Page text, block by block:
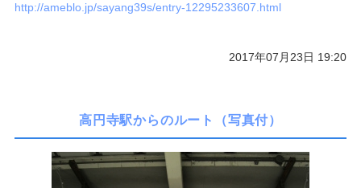
http://ameblo.jp/sayang39s/entry-12295233607.html
2017年07月23日 19:20
高円寺駅からのルート（写真付）